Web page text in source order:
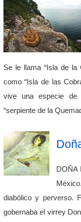
Se le llama “Isla de la
como “Isla de las
vive una especie de
“serpiente de la
DOÑA
diabólico y perverso.
gobernaba el virrey